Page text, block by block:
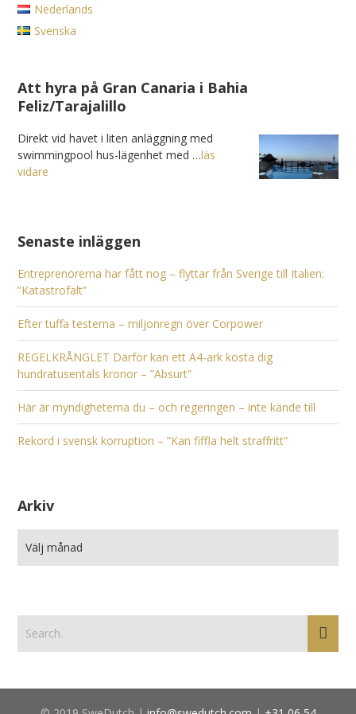
Nederlands
Svenska
Att hyra på Gran Canaria i Bahia
Feliz/Tarajalillo
Direkt vid havet i liten anläggning med
swimmingpool hus-lägenhet med …läs
vidare
Senaste inläggen
Entreprenörerna har fått nog – flyttar från Sverige till Italien:
”Katastrofalt”
Efter tuffa testerna – miljonregn över Corpower
REGELKRÅNGLET Därför kan ett A4-ark kosta dig
hundratusentals kronor – ”Absurt”
Här är myndigheterna du – och regeringen – inte kände till
Rekord i svensk korruption – ”Kan fiffla helt straffritt”
Arkiv